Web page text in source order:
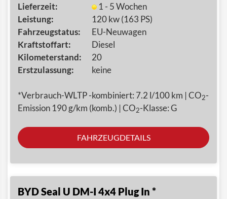
Lieferzeit:
Leistung:
Fahrzeugstatus:
Kraftstoffart:
Kilometerstand:
Erstzulassung:
1 - 5 Wochen
120 kw (163 PS)
EU-Neuwagen
Diesel
20
keine
*Verbrauch-WLTP -kombiniert: 7.2 l/100 km | CO2-
Emission 190 g/km (komb.) | CO2-Klasse: G
FAHRZEUGDETAILS
BYD Seal U DM-I 4x4 Plug In *